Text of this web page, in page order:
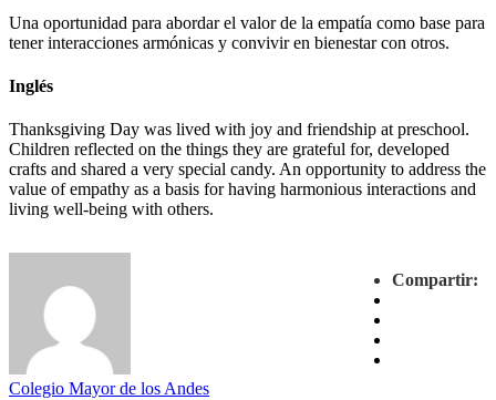
Una oportunidad para abordar el valor de la empatía como base para
tener interacciones armónicas y convivir en bienestar con otros.
Inglés
Thanksgiving Day was lived with joy and friendship at preschool.
Children reflected on the things they are grateful for, developed
crafts and shared a very special candy. An opportunity to address the
value of empathy as a basis for having harmonious interactions and
living well-being with others.
Compartir:
Colegio Mayor de los Andes